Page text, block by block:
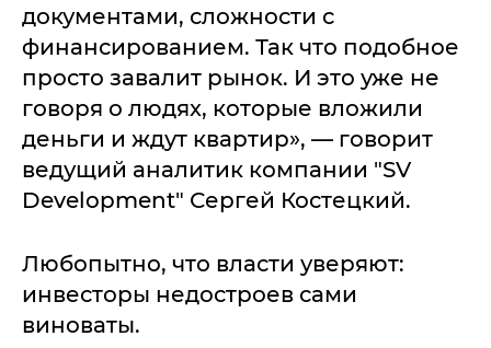
документами, сложности с
финансированием. Так что подобное
просто завалит рынок. И это уже не
говоря о людях, которые вложили
деньги и ждут квартир», — говорит
ведущий аналитик компании "SV
Development" Сергей Костецкий.
Любопытно, что власти уверяют:
инвесторы недостроев сами
виноваты.